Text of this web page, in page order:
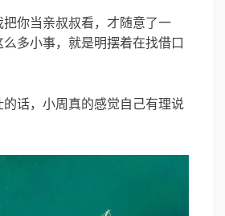
你当亲叔叔看，才随意了一
多小事，就是明摆着在找借口
话，小周真的感觉自己有理说